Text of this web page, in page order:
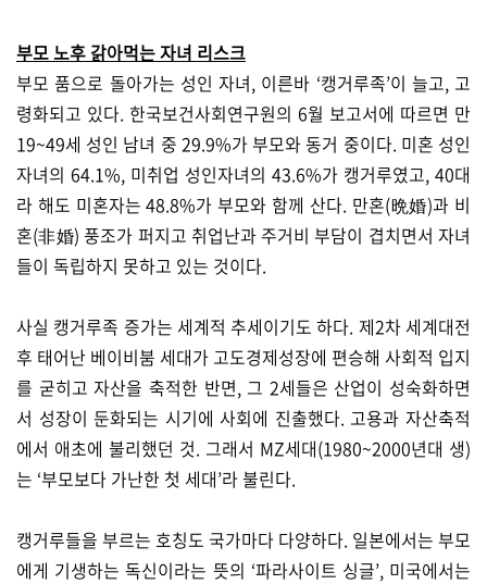
부모 노후 갉아먹는 자녀 리스크
부모 품으로 돌아가는 성인 자녀, 이른바 ‘캥거루족’이 늘고, 고
령화되고 있다. 한국보건사회연구원의 6월 보고서에 따르면 만
19~49세 성인 남녀 중 29.9%가 부모와 동거 중이다. 미혼 성인
자녀의 64.1%, 미취업 성인자녀의 43.6%가 캥거루였고, 40대
라 해도 미혼자는 48.8%가 부모와 함께 산다. 만혼(晩婚)과 비
혼(非婚) 풍조가 퍼지고 취업난과 주거비 부담이 겹치면서 자녀
들이 독립하지 못하고 있는 것이다.
사실 캥거루족 증가는 세계적 추세이기도 하다. 제2차 세계대전
후 태어난 베이비붐 세대가 고도경제성장에 편승해 사회적 입지
를 굳히고 자산을 축적한 반면, 그 2세들은 산업이 성숙화하면
서 성장이 둔화되는 시기에 사회에 진출했다. 고용과 자산축적
에서 애초에 불리했던 것. 그래서 MZ세대(1980~2000년대 생)
는 ‘부모보다 가난한 첫 세대’라 불린다.
캥거루들을 부르는 호칭도 국가마다 다양하다. 일본에서는 부모
에게 기생하는 독신이라는 뜻의 ‘파라사이트 싱글’, 미국에서는